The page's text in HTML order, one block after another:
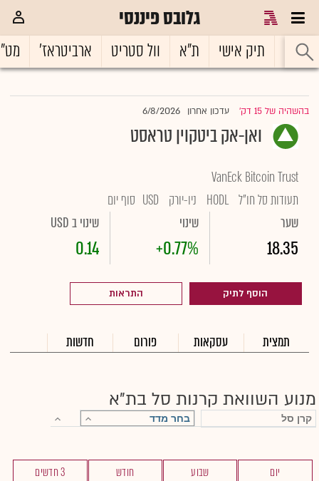
גלובס פיננסי
ראשי תיק אישי ת"א וול סטריט ארביטראז'
בהשהיה של 15 דק' |עדכון אחרון 6/8/2026
ואן-אק ביטקוין טראסט
VanEck Bitcoin Trust
תעודות סל חו"ל HODL ניו-יורק USD סוף יום
שער
18.35
שינוי
+0.77%
שינוי ב USD
0.14
הוסף לתיק התראות
תמצית עסקאות פורום חדשות
מנוע השוואת קרנות סל בת"א
יום שבוע חודש
3 חדשים